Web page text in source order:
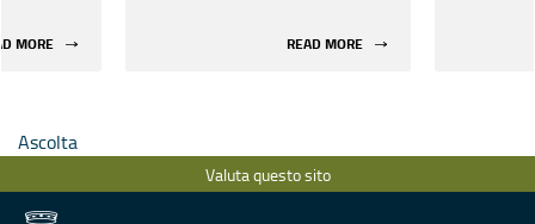
MORE READ MORE
Ascolta
Valuta questo sito